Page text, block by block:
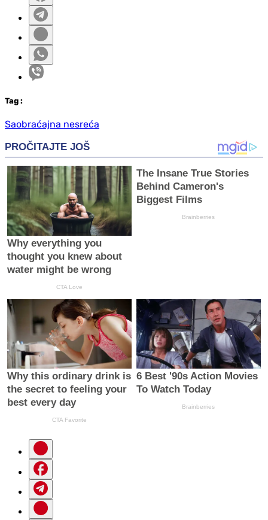
Tag :
Saobraćajna nesreća